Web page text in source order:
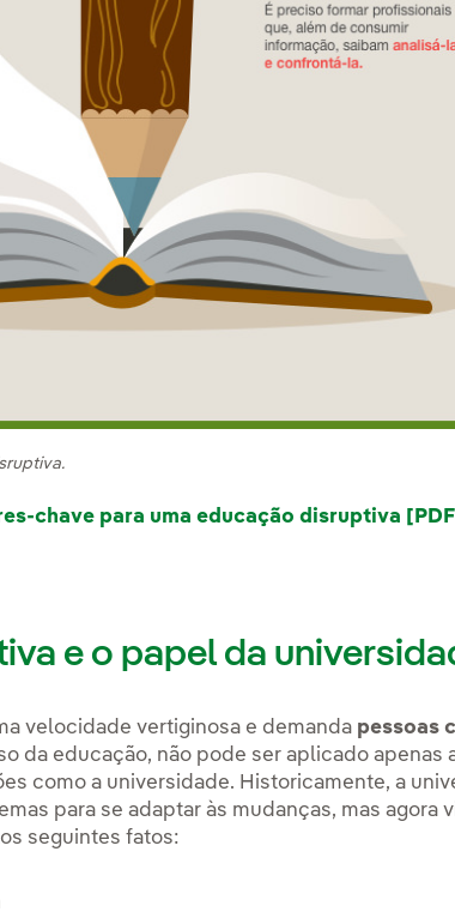
chave para uma educação disruptiva
e o papel da
velocidade vertiginosa e demanda pessoas
da educação, não pode ser aplicado apenas
como a universidade. Historicamente, a
para se adaptar às mudanças, mas agora
seguintes fatos: